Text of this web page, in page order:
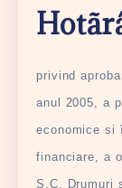
privind
anul 2005, a
economice si
financiare, a
S.C. Drumuri